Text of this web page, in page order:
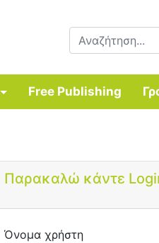
Free Publishing
Παρακαλώ κάντε
Όνομα χρήστη